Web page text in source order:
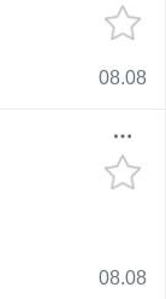
08.08
08.08